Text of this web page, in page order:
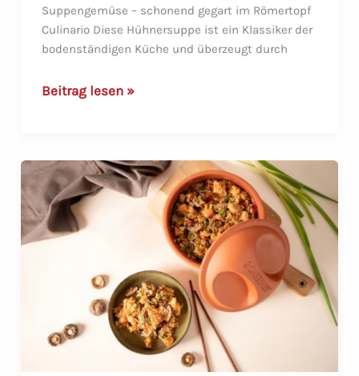
Suppengemüse – schonend gegart im Römertopf
Culinario Diese Hühnersuppe ist ein Klassiker der
bodenständigen Küche und überzeugt durch
Hühnersuppe
–
klassisch,
aromatisch
&
einfach
Beitrag lesen »